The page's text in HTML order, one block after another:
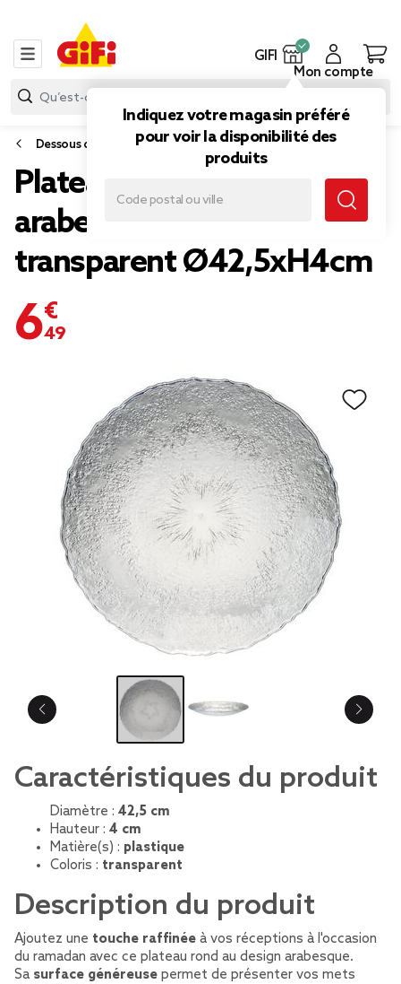
GIFI
Indiquez votre magasin préféré
pour voir la disponibilité des
produits
Mon compte
Dessous de plat et plateau
Plateau rond Sabah
arabesque plastique
transparent Ø42,5xH4cm
6,49 €
Caractéristiques du produit
Diamètre : 42,5 cm
Hauteur : 4 cm
Matière(s) : plastique
Coloris : transparent
Description du produit
Ajoutez une touche raffinée à vos réceptions à l'occasion
du ramadan avec ce plateau rond au design arabesque.
Sa surface généreuse permet de présenter vos mets